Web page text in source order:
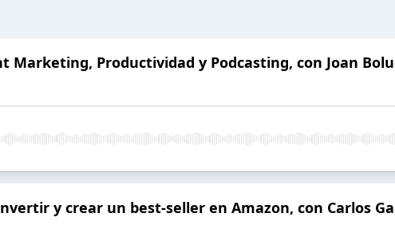
Marketing, Productividad y Podcasting, con Joan
y crear un best-seller en Amazon, con Carlos